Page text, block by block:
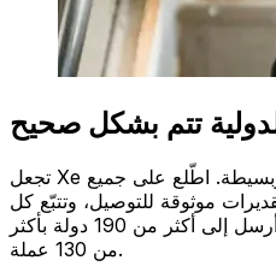
الدولية تتم بشكل صحيح
تجعل Xe التحويلات المالية الدولية سهلة وبسيطة. اطّلع على جميع
موثوقة للتوصيل، وتتبّع كل
عملية نقل في الوقت الفعلي. أرسل إلى أكثر من 190 دولة بأكثر
من 130 عملة.